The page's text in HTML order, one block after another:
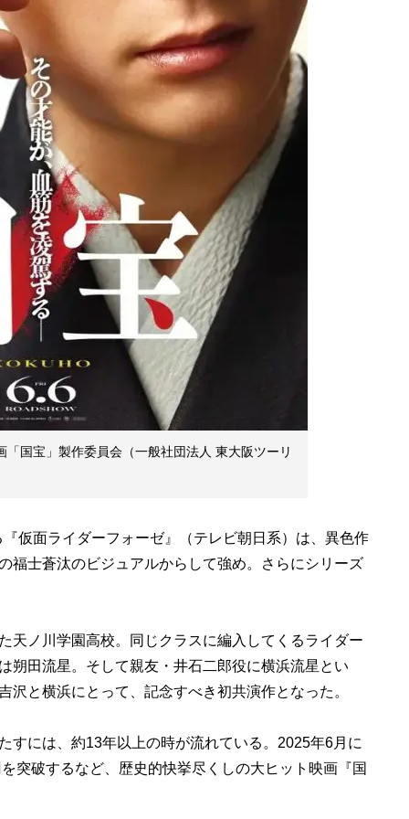
国宝」製作委員会（一般社団法人 東大阪ツーリ
仮面ライダーフォーゼ』（テレビ朝日系）は、異色作
福士蒼汰のビジュアルからして強め。さらにシリーズ
ノ川学園高校。同じクラスに編入してくるライダー
朔田流星。そして親友・井石二郎役に横浜流星とい
と横浜にとって、記念すべき初共演作となった。
には、約13年以上の時が流れている。2025年6月に
突破するなど、歴史的快挙尽くしの大ヒット映画『国